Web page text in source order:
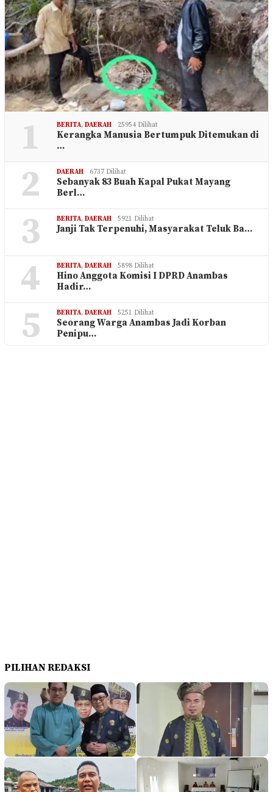
1 BERITA, DAERAH 25954 Dilihat
Kerangka Manusia Bertumpuk Ditemukan di
…
2 DAERAH 6737 Dilihat
Sebanyak 83 Buah Kapal Pukat Mayang
Berl…
3 BERITA, DAERAH 5921 Dilihat
Janji Tak Terpenuhi, Masyarakat Teluk Ba…
4 BERITA, DAERAH 5898 Dilihat
Hino Anggota Komisi I DPRD Anambas
Hadir…
5 BERITA, DAERAH 5251 Dilihat
Seorang Warga Anambas Jadi Korban
Penipu…
PILIHAN REDAKSI